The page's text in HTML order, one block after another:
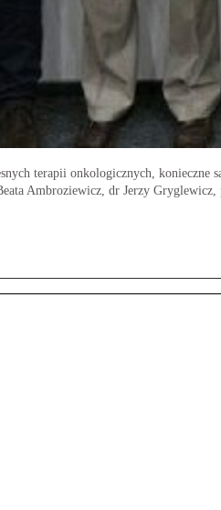
terapii onkologicznych,
Ambroziewicz, dr Jerzy Gryglewicz,